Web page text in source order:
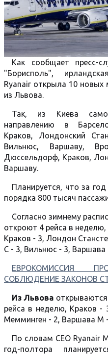
Как сообщает пресс-
"Борисполь",
Ryanair открыла 10
из Львова.
Так, из Киева
направлению в
Краков, Лондонский
Вильнюс, Варшаву,
Дюссельдорф, Краков,
Варшаву.
Планируется, что за
порядка 800 тысяч
Согласно зимнему
откроют 4 рейса в неделю,
Краков - 3, Лондон
С - 3, Вильнюс - 3,
ЕВРОКОМИССИЯ
СОБЛЮДЕНИЕ ЗАКОНОВ
Из Львова
рейса в неделю, Краков -
Мемминген - 2, Варшава М
По словам CEO Ryanair
год-полтора